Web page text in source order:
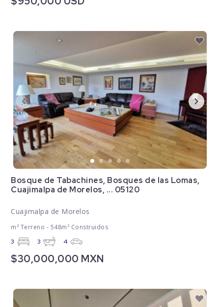
Bosque de Tabachines, Bosques de las Lomas,
Cuajimalpa de Morelos, ... 05120
Cuajimalpa de Morelos
m² Terreno - 548m² Construidos
3 3 4
$30,000,000 MXN